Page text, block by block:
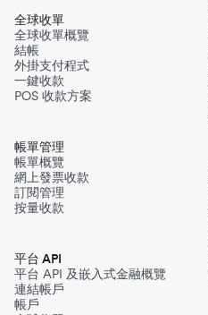
全球收單
全球收單概覽
結帳
外掛支付程式
一鍵收款
POS 收款方案
帳單管理
帳單概覽
網上發票收款
訂閱管理
按量收款
平台 API
平台 API 及嵌入式金融概覽
連結帳戶
帳戶